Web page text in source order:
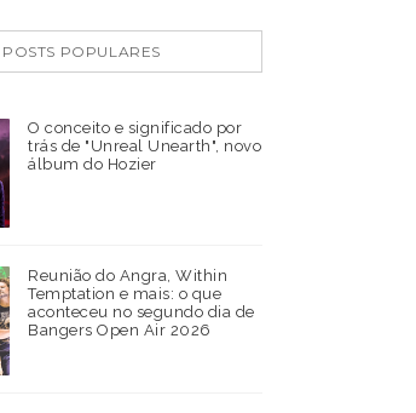
POSTS POPULARES
O conceito e significado por
trás de "Unreal Unearth", novo
álbum do Hozier
Reunião do Angra, Within
Temptation e mais: o que
aconteceu no segundo dia de
Bangers Open Air 2026